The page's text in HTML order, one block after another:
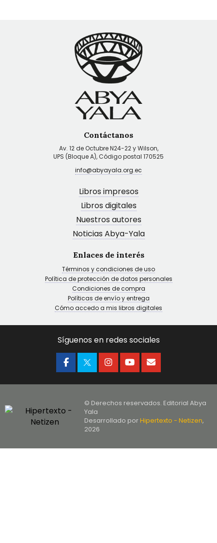
Contáctanos
Av. 12 de Octubre N24-22 y Wilson,
UPS (Bloque A), Código postal 170525
info@abyayala.org.ec
Libros impresos
Libros digitales
Nuestros autores
Noticias Abya-Yala
Enlaces de interés
Términos y condiciones de uso
Política de protección de datos personales
Condiciones de compra
Políticas de envío y entrega
Cómo accedo a mis libros digitales
Síguenos en redes sociales
© Derechos reservados. Editorial Abya
Yala
Desarrollado porHipertexto - Netizen,
2026